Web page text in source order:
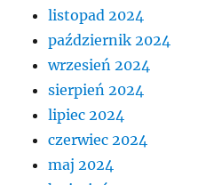
listopad 2024
październik 2024
wrzesień 2024
sierpień 2024
lipiec 2024
czerwiec 2024
maj 2024